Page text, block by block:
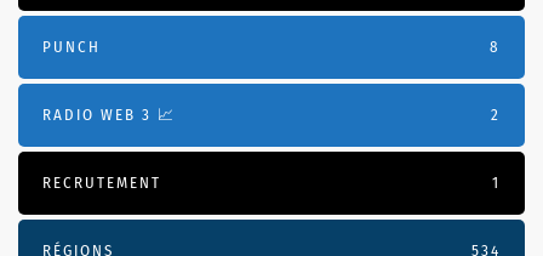
PUNCH 8
RADIO WEB 3 📈 2
RECRUTEMENT 1
RÉGIONS 534